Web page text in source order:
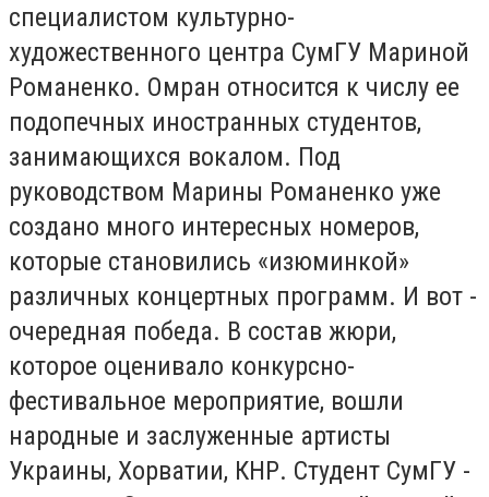
специалистом культурно-
художественного центра СумГУ Мариной
Романенко. Омран относится к числу ее
подопечных иностранных студентов,
занимающихся вокалом. Под
руководством Марины Романенко уже
создано много интересных номеров,
которые становились «изюминкой»
различных концертных программ. И вот -
очередная победа. В состав жюри,
которое оценивало конкурсно-
фестивальное мероприятие, вошли
народные и заслуженные артисты
Украины, Хорватии, КНР. Студент СумГУ -